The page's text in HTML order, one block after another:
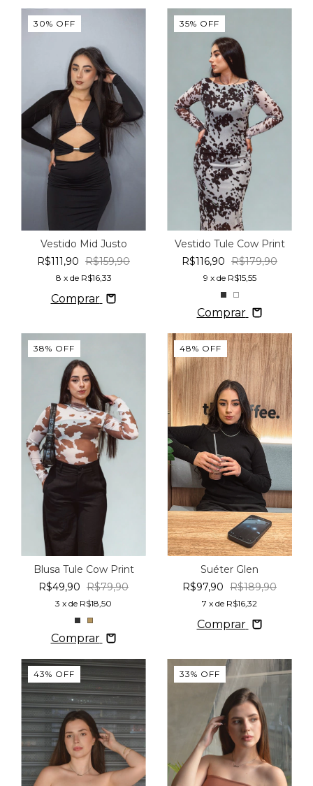
30% OFF
Vestido Mid Justo
R$111,90 R$159,90
8 x de R$16,33
Comprar
35% OFF
Vestido Tule Cow Print
R$116,90 R$179,90
9 x de R$15,55
Comprar
38% OFF
Blusa Tule Cow Print
R$49,90 R$79,90
3 x de R$18,50
Comprar
48% OFF
Suéter Glen
R$97,90 R$189,90
7 x de R$16,32
Comprar
43% OFF 33% OFF